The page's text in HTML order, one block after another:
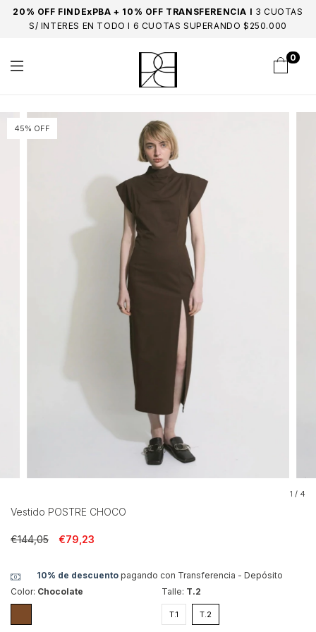
20% OFF FINDExPBA + 10% OFF TRANSFERENCIA I 3 CUOTAS
S/ INTERES EN TODO I 6 CUOTAS SUPERANDO $250.000
0
45% OFF
1 / 4
Vestido POSTRE CHOCO
€144,05 €79,23
10% de descuentopagando con Transferencia - Depósito
Color: Chocolate Talle: T.2
T.1 T.2